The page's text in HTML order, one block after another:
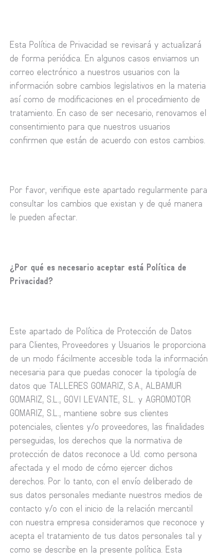
Esta Política de Privacidad se revisará y actualizará
de forma periódica. En algunos casos enviamos un
correo electrónico a nuestros usuarios con la
información sobre cambios legislativos en la materia
así como de modificaciones en el procedimiento de
tratamiento. En caso de ser necesario, renovamos el
consentimiento para que nuestros usuarios
confirmen que están de acuerdo con estos cambios.
Por favor, verifique este apartado regularmente para
consultar los cambios que existan y de qué manera
le pueden afectar.
¿Por qué es necesario aceptar está Política de
Privacidad?
Este apartado de Política de Protección de Datos
para Clientes, Proveedores y Usuarios le proporciona
de un modo fácilmente accesible toda la información
necesaria para que puedas conocer la tipología de
datos que TALLERES GOMARIZ, S.A., ALBAMUR
GOMARIZ, S.L., GOVI LEVANTE, S.L. y AGROMOTOR
GOMARIZ, S.L., mantiene sobre sus clientes
potenciales, clientes y/o proveedores, las finalidades
perseguidas, los derechos que la normativa de
protección de datos reconoce a Ud. como persona
afectada y el modo de cómo ejercer dichos
derechos. Por lo tanto, con el envío deliberado de
sus datos personales mediante nuestros medios de
contacto y/o con el inicio de la relación mercantil
con nuestra empresa consideramos que reconoce y
acepta el tratamiento de tus datos personales tal y
como se describe en la presente política. Esta